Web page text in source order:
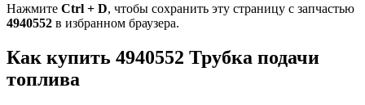
Нажмите Ctrl + D, чтобы сохранить эту страницу с запчастью
4940552 в избранном браузера.
Как купить 4940552 Трубка подачи
топлива